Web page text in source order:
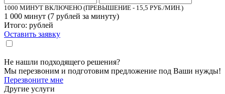
1000 МИНУТ ВКЛЮЧЕНО (ПРЕВЫШЕНИЕ - 15,5 РУБ./МИН.)
1 000 минут (7 рублей за минуту)
Итого: рублей
Оставить заявку
Не нашли подходящего решения?
Мы перезвоним и подготовим предложение под Ваши нужды!
Перезвоните мне
Другие услуги